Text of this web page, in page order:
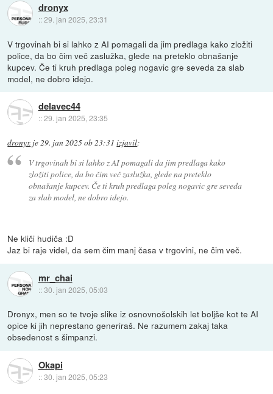
dronyx
::29. jan 2025, 23:31
V trgovinah bi si lahko z AI pomagali da jim predlaga kako zložiti
police, da bo čim več zaslužka, glede na preteklo obnašanje
kupcev. Če ti kruh predlaga poleg nogavic gre seveda za slab
model, ne dobro idejo.
delavec44
::29. jan 2025, 23:35
dronyx je29. jan 2025 ob 23:31 izjavil:
V trgovinah bi si lahko z AI pomagali da jim predlaga kako
zložiti police, da bo čim več zaslužka, glede na preteklo
obnašanje kupcev. Če ti kruh predlaga poleg nogavic gre seveda
za slab model, ne dobro idejo.
Ne kliči hudiča :D
Jaz bi raje videl, da sem čim manj časa v trgovini, ne čim več.
mr_chai
::30. jan 2025, 05:03
Dronyx, men so te tvoje slike iz osnovnošolskih let boljše kot te AI
opice ki jih neprestano generiraš. Ne razumem zakaj taka
obsedenost s šimpanzi.
Okapi
::30. jan 2025, 05:23